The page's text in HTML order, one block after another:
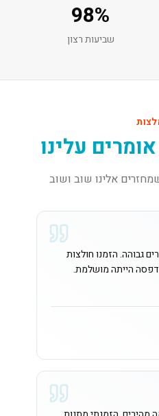
98%
שביעות רצון
אומרים עלינו
אלינו שוב ושוב
גבוהה. הזמנו חולצות
הייתה מושלמת.